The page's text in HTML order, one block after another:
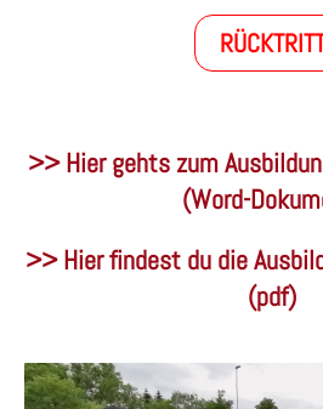
>> Hier gehts zum
(Word-
>> Hier findest du die
(pdf)